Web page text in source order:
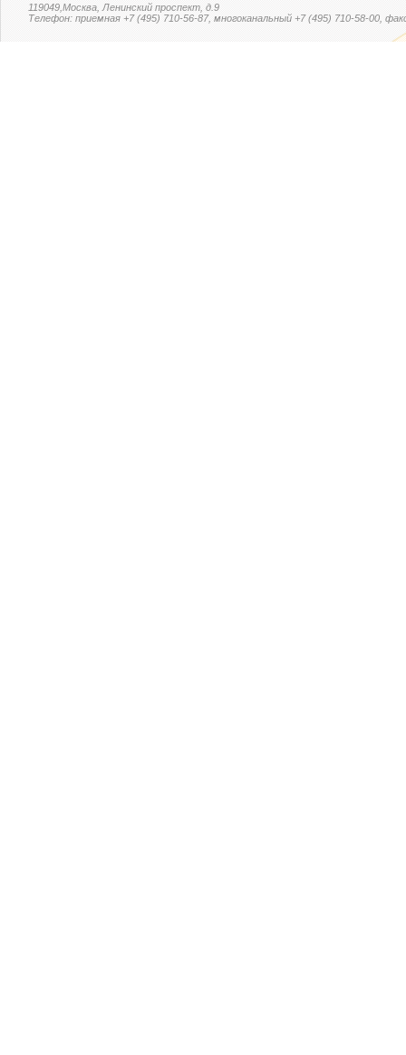
119049,Москва, Ленинский проспект, д.9
Телефон: приемная +7 (495) 710-56-87, многоканальный +7 (495) 710-58-00,